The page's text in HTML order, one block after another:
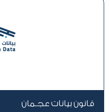
قانون بيانات عجـمان